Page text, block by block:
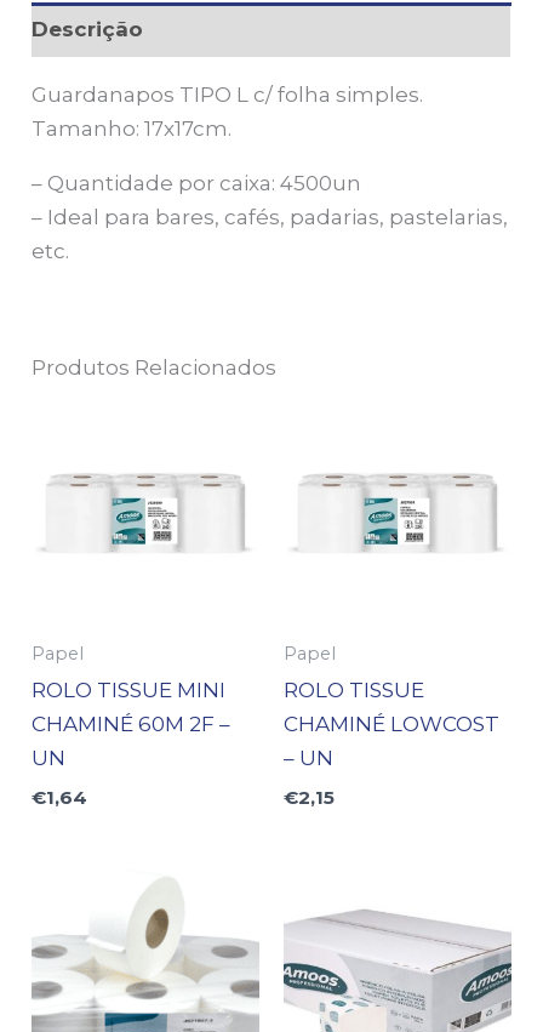
Descrição
Guardanapos TIPO L c/ folha simples.
Tamanho: 17x17cm.
– Quantidade por caixa: 4500un
– Ideal para bares, cafés, padarias, pastelarias,
etc.
Produtos Relacionados
Papel
ROLO TISSUE MINI
CHAMINÉ 60M 2F –
UN
€1,64
Papel
ROLO TISSUE
CHAMINÉ LOWCOST
– UN
€2,15